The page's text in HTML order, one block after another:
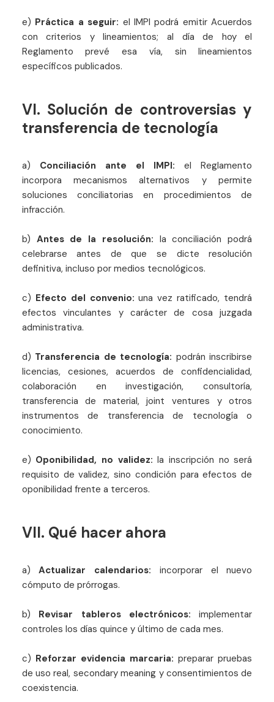
e) Práctica a seguir: el IMPI podrá emitir Acuerdos
con criterios y lineamientos; al día de hoy el
Reglamento prevé esa vía, sin lineamientos
específicos publicados.
VI. Solución de controversias y
transferencia de tecnología
a) Conciliación ante el IMPI:el Reglamento
incorpora mecanismos alternativos y permite
soluciones conciliatorias en procedimientos de
infracción.
b) Antes de la resolución: la conciliación podrá
celebrarse antes de que se dicte resolución
definitiva, incluso por medios tecnológicos.
c) Efecto del convenio:una vez ratificado, tendrá
efectos vinculantes y carácter de cosa juzgada
administrativa.
d) Transferencia de tecnología: podrán inscribirse
licencias, cesiones, acuerdos de confidencialidad,
colaboración en investigación, consultoría,
transferencia de material, joint ventures y otros
instrumentos de transferencia de tecnología o
conocimiento.
e) Oponibilidad, no validez:la inscripción no será
requisito de validez, sino condición para efectos de
oponibilidad frente a terceros.
VII. Qué hacer ahora
a)Actualizar calendarios: incorporar el nuevo
cómputo de prórrogas.
b) Revisar tableros electrónicos: implementar
controles los días quince y último de cada mes.
c) Reforzar evidencia marcaria: preparar pruebas
de uso real, secondary meaning y consentimientos de
coexistencia.